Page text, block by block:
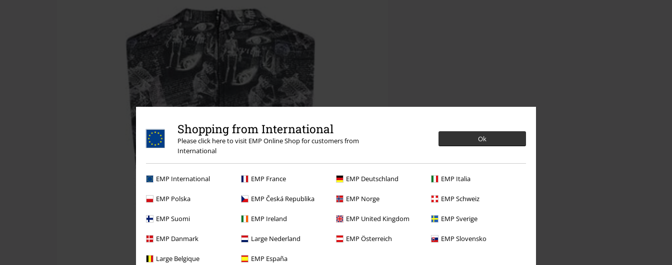
Shopping from International
Please click here to visit EMP Online Shop for customers from
International
Ok
EMP International EMP France EMP Deutschland EMP Italia
EMP Polska EMP Česká Republika EMP Norge EMP Schweiz
EMP Suomi EMP Ireland EMP United Kingdom EMP Sverige
EMP Danmark Large Nederland EMP Österreich EMP Slovensko
Large Belgique EMP España